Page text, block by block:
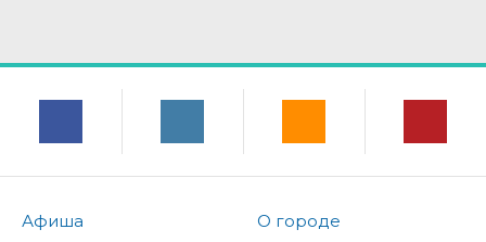
Афиша
О городе